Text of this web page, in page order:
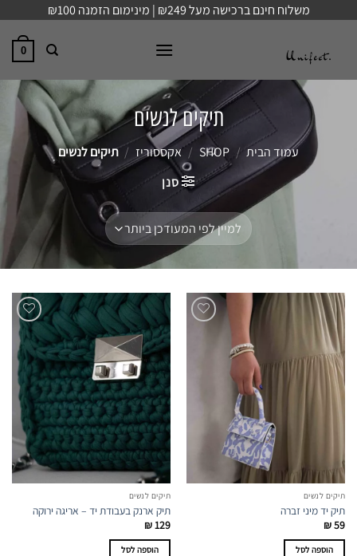
content
משלוח חינם ברכישה מעל ₪249 | מינימום הזמנה ₪100
0
תיקים לנשים
עמוד הבית /
SHOP
/ אקססוריז / תיקים לנשים
סנן
תיקים לנשים
תיק יד מיני זברה
₪59
הוספה לסל
תיקים לנשים
תיק ארנק בעבודת יד – אריגה ירוקה
₪129
הוספה לסל